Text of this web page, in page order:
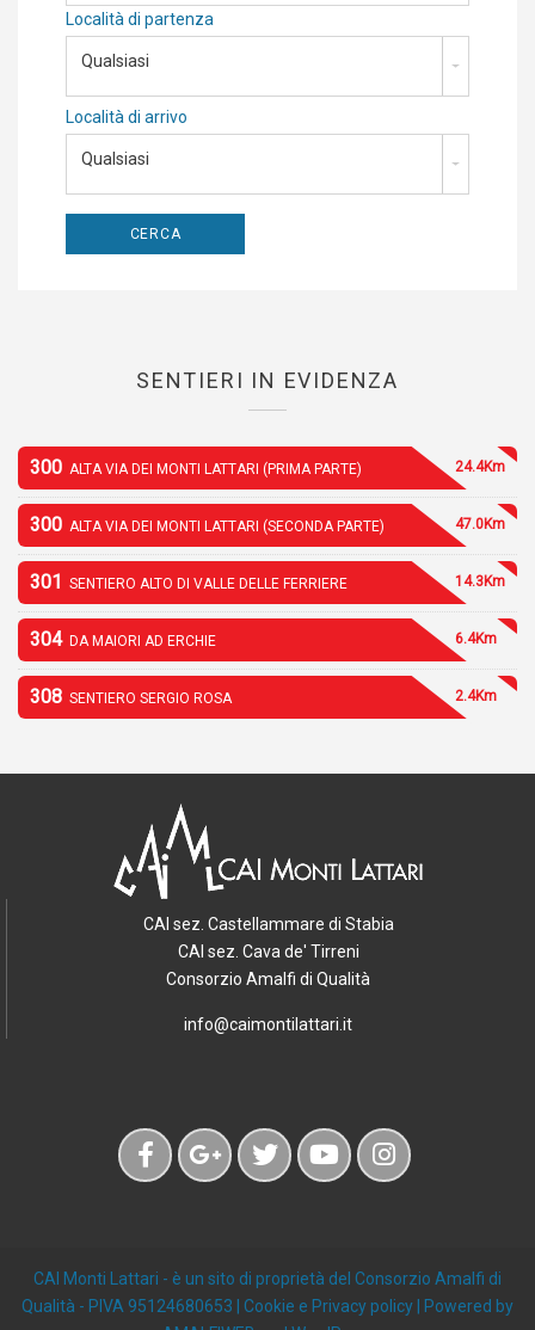
Località di partenza
Qualsiasi
Località di arrivo
Qualsiasi
SENTIERI IN EVIDENZA
300 ALTA VIA DEI MONTI LATTARI (PRIMA PARTE) 24.4Km
300 ALTA VIA DEI MONTI LATTARI (SECONDA PARTE) 47.0Km
301 SENTIERO ALTO DI VALLE DELLE FERRIERE 14.3Km
304 DA MAIORI AD ERCHIE 6.4Km
308 SENTIERO SERGIO ROSA 2.4Km
CAI sez. Castellammare di Stabia
CAI sez. Cava de' Tirreni
Consorzio Amalfi di Qualità
info@caimontilattari.it
CAI Monti Lattari - è un sito di proprietà del Consorzio Amalfi di
Qualità - PIVA 95124680653 | Cookie e Privacy policy | Powered by